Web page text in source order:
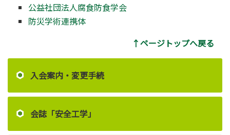
入会案内・変更手続
会誌「安全工学」
公益社団法人腐食防食学会
防災学術連携体
↑ページトップへ戻る